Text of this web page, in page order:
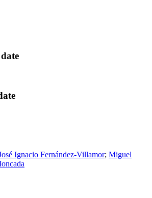
Ignacio Fernández-Villamor; Miguel